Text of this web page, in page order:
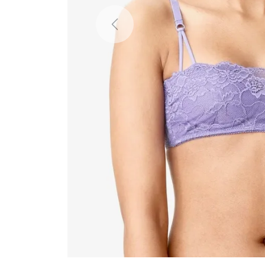
Previous